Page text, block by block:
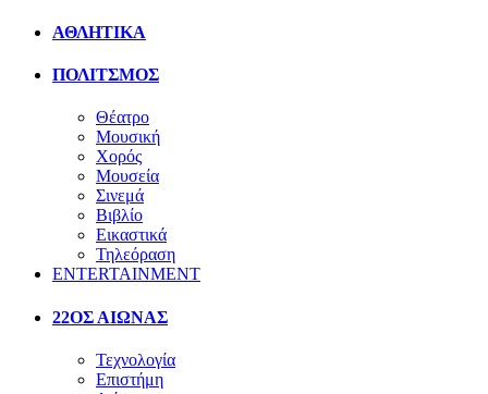
ΑΘΛΗΤΙΚΑ
ΠΟΛΙΤΣΜΟΣ
Θέατρο
Μουσική
Χορός
Μουσεία
Σινεμά
Βιβλίο
Εικαστικά
Τηλεόραση
ENTERTAINMENT
22ΟΣ ΑΙΩΝΑΣ
Τεχνολογία
Επιστήμη